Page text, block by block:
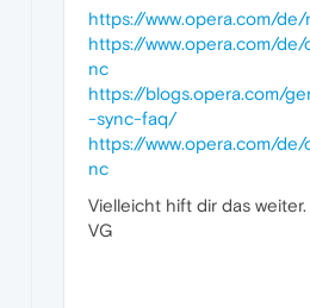
https://www.opera.com/
https://www.opera.com/
nc
https://blogs.opera.com/
-sync-faq/
https://www.opera.com/
nc
Vielleicht hift dir das weiter.
VG